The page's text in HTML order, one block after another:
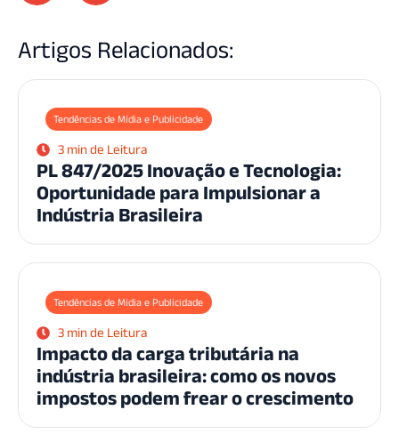
Artigos Relacionados:
Tendências de Mídia e Publicidade
3 min de Leitura
PL 847/2025 Inovação e Tecnologia:
Oportunidade para Impulsionar a
Indústria Brasileira
Tendências de Mídia e Publicidade
3 min de Leitura
Impacto da carga tributária na
indústria brasileira: como os novos
impostos podem frear o crescimento